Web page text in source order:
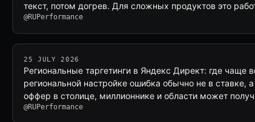
текст, потом догрев. Для сложных продуктов это
@RUPerformance
25 JULY 2026
Региональные таргетинги в Яндекс Директ: где чаще
региональной настройке ошибка обычно не в ставке,
оффер в столице, миллионнике и области может
@RUPerformance